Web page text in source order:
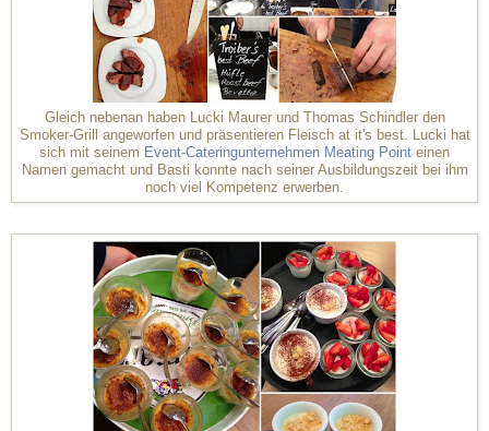
Gleich nebenan haben Lucki Maurer und Thomas Schindler den
Smoker-Grill angeworfen und präsentieren Fleisch at it's best. Lucki hat
sich mit seinem Event-Cateringunternehmen Meating Point einen
Namen gemacht und Basti konnte nach seiner Ausbildungszeit bei ihm
noch viel Kompetenz erwerben.